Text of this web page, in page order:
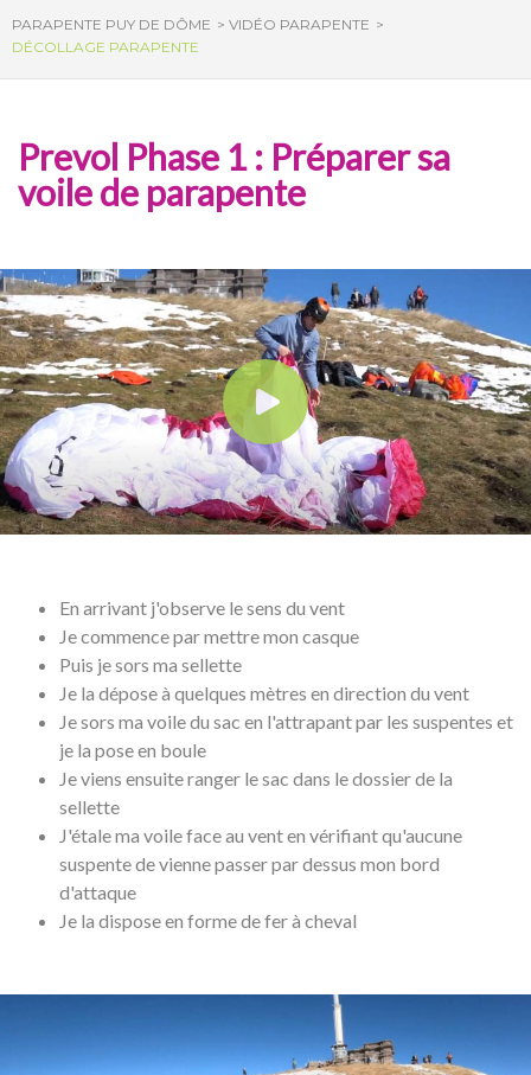
PARAPENTE PUY DE DÔME
VIDÉO PARAPENTE
DÉCOLLAGE PARAPENTE
Prevol Phase 1 : Préparer sa
voile de parapente
En arrivant j'observe le sens du vent
Je commence par mettre mon casque
Puis je sors ma sellette
Je la dépose à quelques mètres en direction du vent
Je sors ma voile du sac en l'attrapant par les suspentes et
je la pose en boule
Je viens ensuite ranger le sac dans le dossier de la
sellette
J'étale ma voile face au vent en vérifiant qu'aucune
suspente de vienne passer par dessus mon bord
d'attaque
Je la dispose en forme de fer à cheval